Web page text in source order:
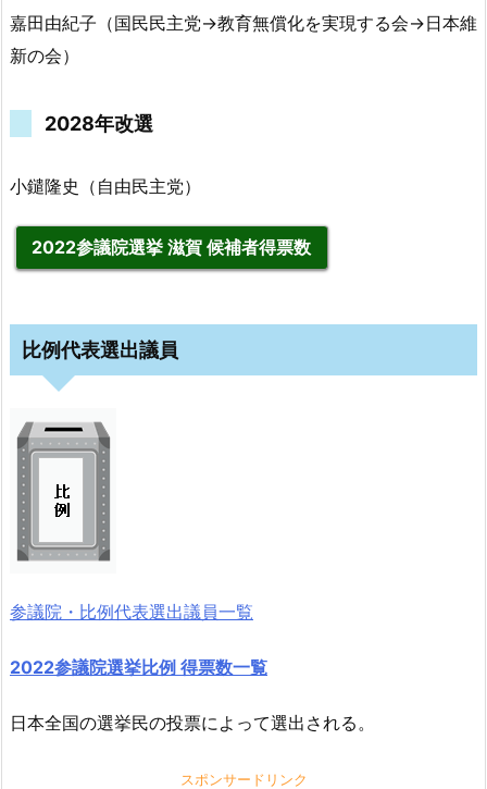
嘉田由紀子（国民民主党→教育無償化を実現する会→日本維
新の会）
2028年改選
小鑓隆史（自由民主党）
2022参議院選挙 滋賀 候補者得票数
比例代表選出議員
参議院・比例代表選出議員一覧
2022参議院選挙比例 得票数一覧
日本全国の選挙民の投票によって選出される。
スポンサードリンク